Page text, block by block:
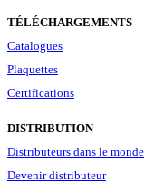
TÉLÉCHARGEMENTS
Catalogues
Plaquettes
Certifications
DISTRIBUTION
Distributeurs dans le monde
Devenir distributeur